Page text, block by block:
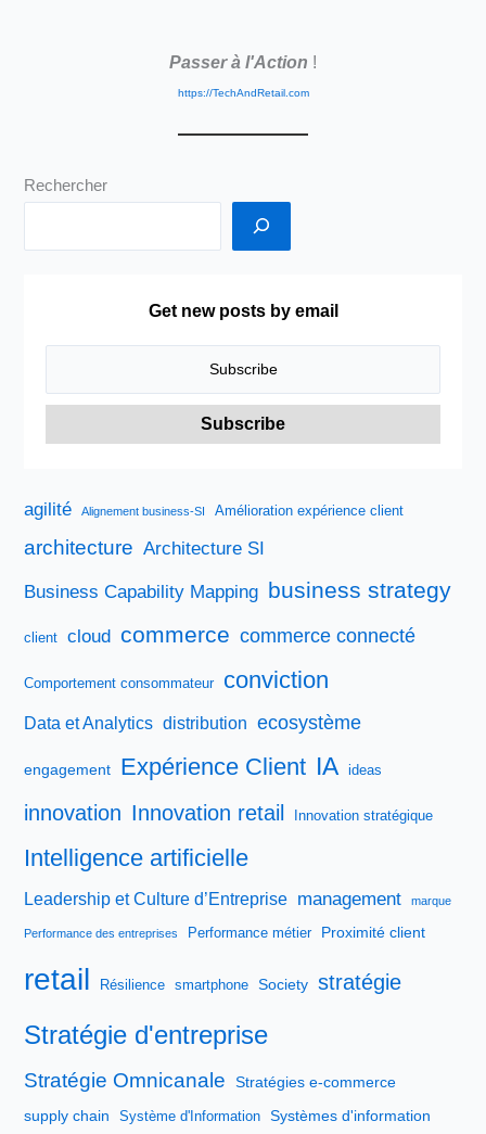
Passer à l'Action !
https://TechAndRetail.com
Rechercher
Get new posts by email
agilité Alignement business-SI Amélioration expérience client
architecture Architecture SI
Business Capability Mapping business strategy
client cloud commerce commerce connecté
Comportement consommateur conviction
Data et Analytics distribution ecosystème
engagement Expérience Client IA ideas
innovation Innovation retail Innovation stratégique
Intelligence artificielle
Leadership et Culture d’Entreprise management marque
Performance des entreprises Performance métier Proximité client
retail Résilience smartphone Society stratégie
Stratégie d'entreprise
Stratégie Omnicanale
Stratégies e-commerce
supply chain
Système d'Information Systèmes d'information